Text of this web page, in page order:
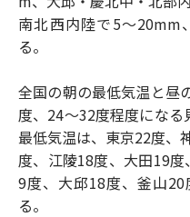
南北西内陸で5～20mm
る。
全国の朝の最低気温と昼
度、24～32度程度にな
最低気温は、東京22度、
度、江陵18度、大田19
9度、大邱18度、釜山
る。